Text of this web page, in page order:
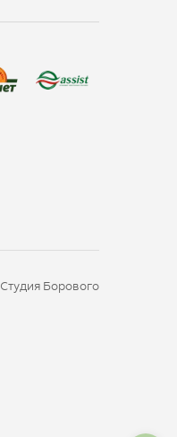
Студия Борового